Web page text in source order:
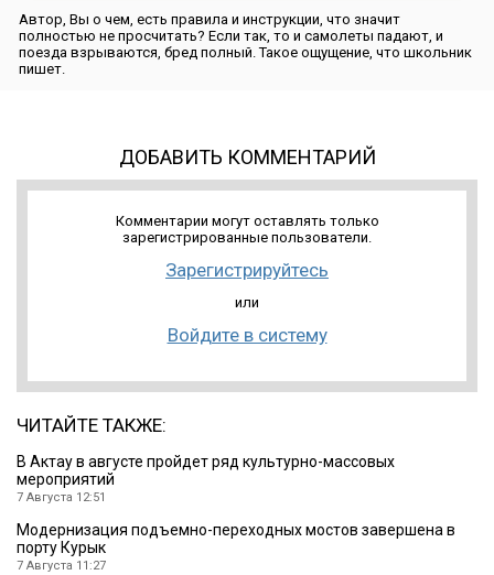
Автор, Вы о чем, есть правила и инструкции, что значит
полностью не просчитать? Если так, то и самолеты падают, и
поезда взрываются, бред полный. Такое ощущение, что школьник
пишет.
ДОБАВИТЬ КОММЕНТАРИЙ
Комментарии могут оставлять только
зарегистрированные пользователи.
Зарегистрируйтесь
или
Войдите в систему
ЧИТАЙТЕ ТАКЖЕ:
В Актау в августе пройдет ряд культурно-массовых
мероприятий
7 Августа 12:51
Модернизация подъемно-переходных мостов завершена в
порту Курык
7 Августа 11:27